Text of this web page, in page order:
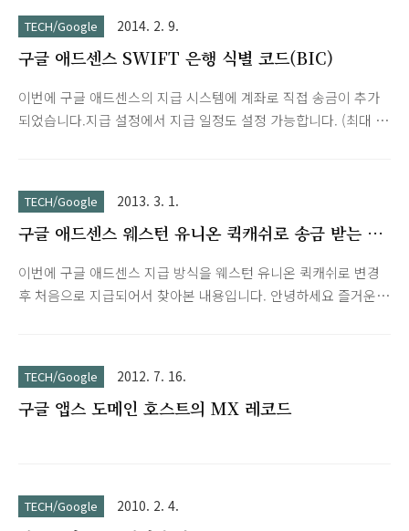
축소된 비즈니스 기능을 무료로 계속 사용2012년 12월 6일 이전
에 Google Apps에 가입했으며 그때부터 Google Apps 무료 버
전을 사용해 온 경우, 서비스 변경 없이 무료로 서비스를 계속 사
기존 고객의 무료 서비스에는 영향을 주지 않습니다. 무료 버전
의 기능기본 서비스 및 기능메시지: Gmail, 캘린더, 주소록저장용
TECH/Google 2014. 2. 9.
구글 애드센스 SWIFT 은행 식별 코드(BIC)
이번에 구글 애드센스의 지급 시스템에 계좌로 직접 송금이 추가
되었습니다.지급 설정에서 지급 일정도 설정 가능합니다. (최대 1
hl=ko 은행명 / 영문 은행명 / SWIFT 은행 식별 코드 국민은행 /
KOOK MIN BANK / CZNBKRSE기업은행 / INDUSTRIAL
BANK OF KOREA / IBKOKRSE농협 / NATIONAL
NACFKRSEXXX스탠다드 차타드(SC)은행 / STANDARD
CHARTERED FIRST BANK KOREA / SCBLKRSE신한은행 /
TECH/Google 2013. 3. 1.
구글 애드센스 웨스턴 유니온 퀵캐쉬로 송금 받는 방
이번에 구글 애드센스 지급 방식을 웨스턴 유니온 퀵캐쉬로 변경
후 처음으로 지급되어서 찾아본 내용입니다. 안녕하세요 즐거운
서 짧게 정리해서 게시합니다. 웨스턴 유니온 퀵캐쉬로으로 송금
을 받기 위해서는 먼저 지급 방식에서 Western Union Quick
Cash 설정이 되어 있어야 합니다 지급 완료가 되면1. 국가 발행
온 퀵 캐쉬로 송금받으로 왔습니다 라고 문의하시면 해당 ..
TECH/Google 2012. 7. 16.
구글 앱스 도메인 호스트의 MX 레코드
TECH/Google 2010. 2. 4.